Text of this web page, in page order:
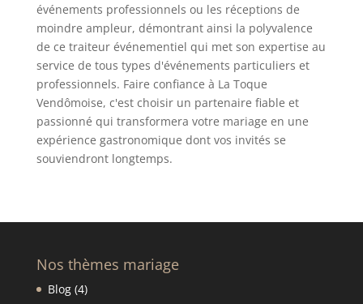
événements professionnels ou les réceptions de
moindre ampleur, démontrant ainsi la polyvalence
de ce traiteur événementiel qui met son expertise au
service de tous types d'événements particuliers et
professionnels. Faire confiance à La Toque
Vendômoise, c'est choisir un partenaire fiable et
passionné qui transformera votre mariage en une
expérience gastronomique dont vos invités se
souviendront longtemps.
Nos thèmes mariage
Blog(4)